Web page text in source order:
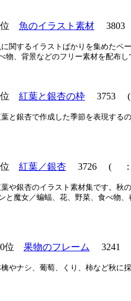
位 魚のイラスト素材 3803
関するイラストばかりを集めたペ
物、背景などのフリー素材を配布し
位 紅葉と銀杏の枠 3753 (
と銀杏で作成した季節を表現する
位 紅葉／銀杏 3726 (
や銀杏のイラスト素材集です。秋
と魔女／蝙蝠、花、野菜、食べ物
位 果物のフレーム 3241
やナシ、葡萄、くり、柿など秋に